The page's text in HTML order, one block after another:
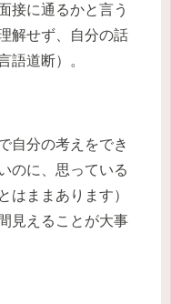
接に通るかと言う
解せず、自分の話
語道断）。
自分の考えをでき
のに、思っている
はままあります）
見えることが大事